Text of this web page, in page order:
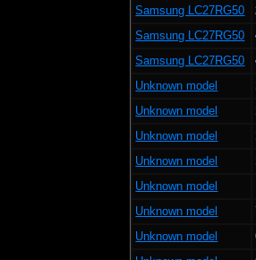
Samsung LC27RG50
Samsung LC27RG50
Samsung LC27RG50
Unknown model
Unknown model
Unknown model
Unknown model
Unknown model
Unknown model
Unknown model